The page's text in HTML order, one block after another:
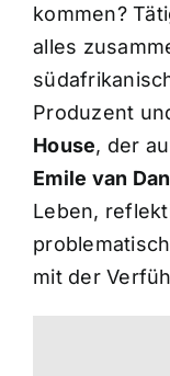
kommen?
alles
Produzent
House, der
Emile van
Leben,
mit der